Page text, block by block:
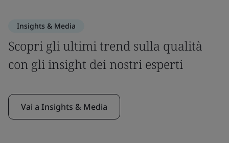
Insights & Media
Scopri gli ultimi trend sulla qualità
con gli insight dei nostri esperti
Vai a Insights & Media